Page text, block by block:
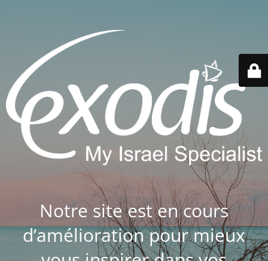
Notre site est en cours
d’amélioration pour mieux